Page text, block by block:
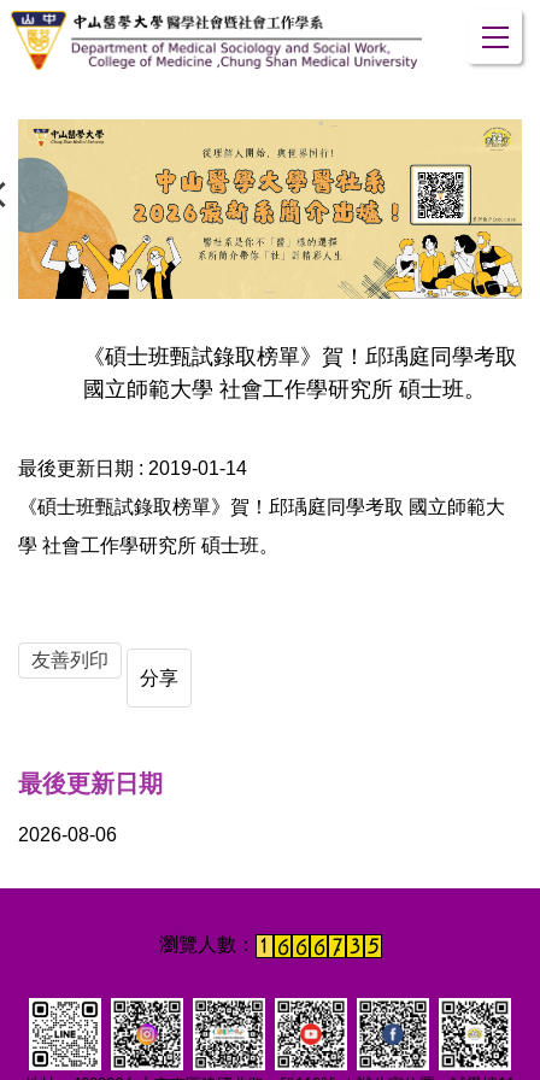
跳
到
容
區
《碩士班甄試錄取榜單》賀！邱瑀庭同學考取
國立師範大學 社會工作學研究所 碩士班。
最後更新日期 : 2019-01-14
《碩士班甄試錄取榜單》賀！邱瑀庭同學考取 國立師範大
學 社會工作學研究所 碩士班。
友善列印
分享
最後更新日期
2026-08-06